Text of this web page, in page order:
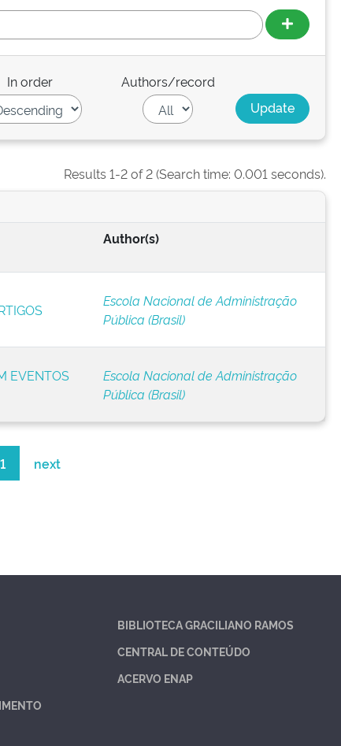
In order Authors/record
Results 1-2 of 2 (Search time: 0.001 seconds).
Author(s)
Escola Nacional de Administração
Pública (Brasil)
EVENTOS
Escola Nacional de Administração
Pública (Brasil)
1 next
BIBLIOTECA GRACILIANO RAMOS
CENTRAL DE CONTEÚDO
ACERVO ENAP